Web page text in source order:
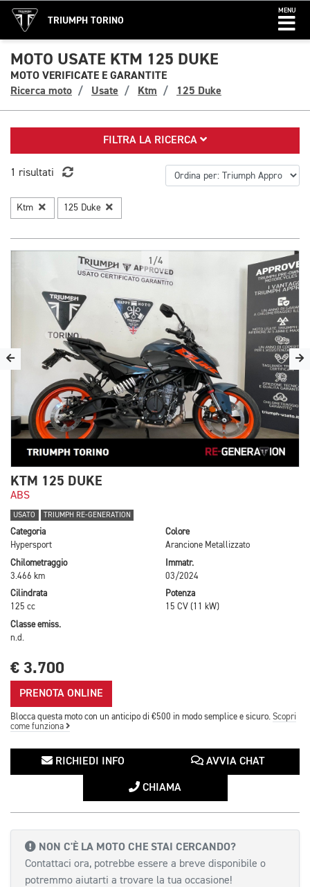
TRIUMPH TORINO
MENU
MOTO USATE KTM 125 DUKE
MOTO VERIFICATE E GARANTITE
Ricerca moto
Usate Ktm 125 Duke
FILTRA LA RICERCA
1 risultati
Ktm 125 Duke
1/4
KTM 125 DUKE
ABS
USATO TRIUMPH RE-GENERATION
Categoria
Hypersport
Colore
Arancione Metallizzato
Chilometraggio
3.466 km
Immatr.
03/2024
Cilindrata
125 cc
Potenza
15 CV (11 kW)
Classe emiss.
n.d.
€ 3.700
PRENOTA ONLINE
Blocca questa moto con un anticipo di €500 in modo semplice e sicuro. Scopri
come funziona
RICHIEDI INFO AVVIA CHAT
CHIAMA
NON C'È LA MOTO CHE STAI CERCANDO?
Contattaci ora, potrebbe essere a breve disponibile o
potremmo aiutarti a trovare la tua occasione!